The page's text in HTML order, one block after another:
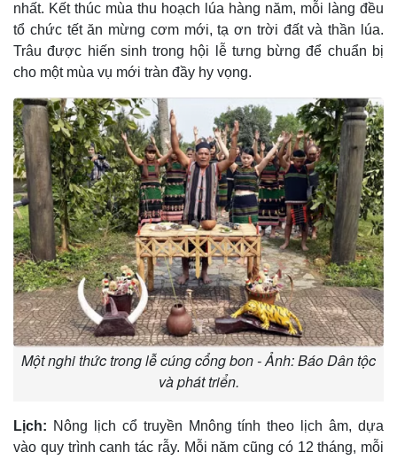
nhất. Kết thúc mùa thu hoạch lúa hàng năm, mỗi làng đều
tổ chức tết ăn mừng cơm mới, tạ ơn trời đất và thần lúa.
Trâu được hiến sinh trong hội lễ tưng bừng để chuẩn bị
cho một mùa vụ mới tràn đầy hy vọng.
Một nghi thức trong lễ cúng cổng bon - Ảnh: Báo Dân tộc
và phát triển.
Lịch: Nông lịch cổ truyền Mnông tính theo lịch âm, dựa
vào quy trình canh tác rẫy. Mỗi năm cũng có 12 tháng, mỗi